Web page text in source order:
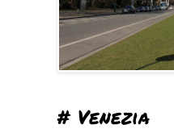
# Venezia